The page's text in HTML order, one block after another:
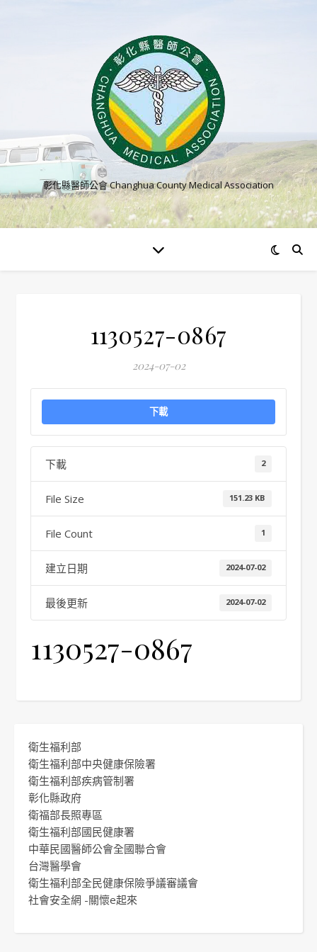
彰化縣醫師公會 Changhua County Medical Association
1130527-0867
2024-07-02
下載
下載 2
File Size 151.23 KB
File Count 1
建立日期 2024-07-02
最後更新 2024-07-02
1130527-0867
衛生福利部
衛生福利部中央健康保險署
衛生福利部疾病管制署
彰化縣政府
衛福部長照專區
衛生福利部國民健康署
中華民國醫師公會全國聯合會
台灣醫學會
衛生福利部全民健康保險爭議審議會
社會安全網 -關懷e起來